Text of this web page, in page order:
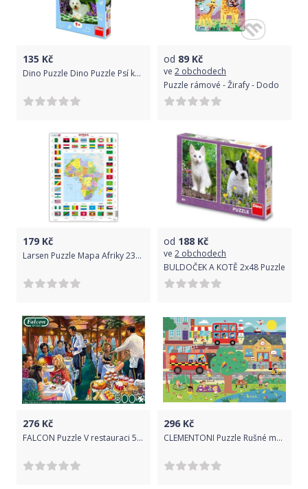
135 Kč
Dino Puzzle Dino Puzzle Psí kamarádi
od 89 Kč
ve 2 obchodech
Puzzle rámové - Žirafy - Dodo
179 Kč
Larsen Puzzle Mapa Afriky 23103
od 188 Kč
ve 2 obchodech
BULDOČEK A KOTĚ 2x48 Puzzle
276 Kč
FALCON Puzzle V restauraci 500 dílků
296 Kč
CLEMENTONI Puzzle Rušné město MAXI 104 dílků